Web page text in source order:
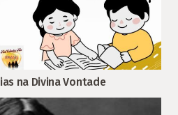
na Divina Vontade